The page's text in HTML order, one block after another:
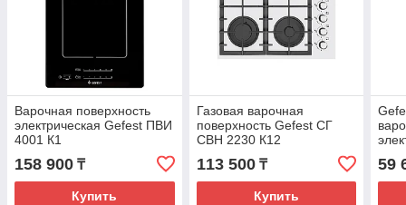
Варочная поверхность
электрическая Gefest ПВИ
4001 К1
158 900 ₸
Купить
Газовая варочная
поверхность Gefest СГ
СВН 2230 К12
113 500₸
Купить
59